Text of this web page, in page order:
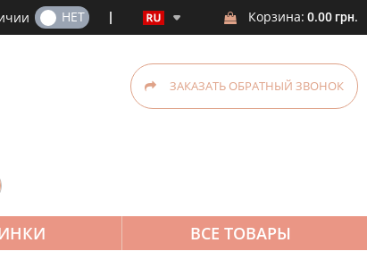
Корзина: 0.00 грн.
ДА НЕТ
ЗАКАЗАТЬ ОБРАТНЫЙ ЗВОНОК
ВСЕ ТОВАРЫ